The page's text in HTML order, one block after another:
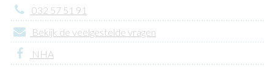
032 57 51 91
Bekijk de veelgestelde vragen
NHA